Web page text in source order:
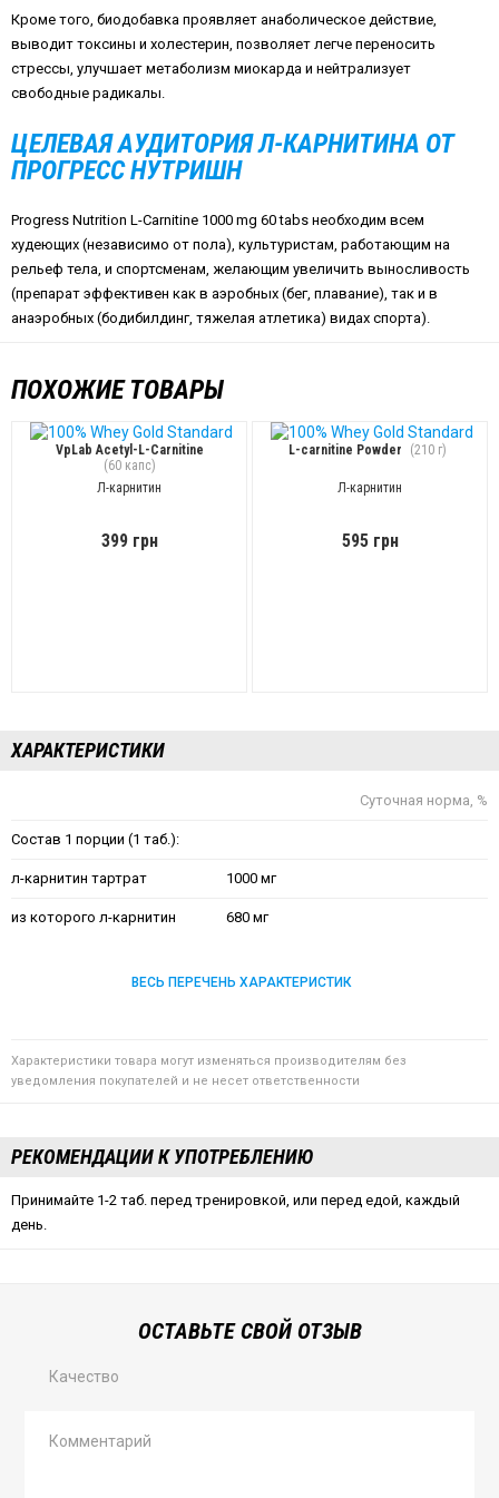
Кроме того, биодобавка проявляет анаболическое действие,
выводит токсины и холестерин, позволяет легче переносить
стрессы, улучшает метаболизм миокарда и нейтрализует
свободные радикалы.
ЦЕЛЕВАЯ АУДИТОРИЯ Л-КАРНИТИНА ОТ
ПРОГРЕСС НУТРИШН
Progress Nutrition L-Carnitine 1000 mg 60 tabs необходим всем
худеющих (независимо от пола), культуристам, работающим на
рельеф тела, и спортсменам, желающим увеличить выносливость
(препарат эффективен как в аэробных (бег, плавание), так и в
анаэробных (бодибилдинг, тяжелая атлетика) видах спорта).
ПОХОЖИЕ ТОВАРЫ
VpLab Acetyl-L-Carnitine
(60 капс)
Л-карнитин
399 грн
L-carnitine Powder (210 г)
Л-карнитин
595 грн
ХАРАКТЕРИСТИКИ
Суточная норма, %
Состав 1 порции (1 таб.):
л-карнитин тартрат 1000 мг
из которого л-карнитин 680 мг
ВЕСЬ ПЕРЕЧЕНЬ ХАРАКТЕРИСТИК
Характеристики товара могут изменяться производителям без
уведомления покупателей и не несет ответственности
РЕКОМЕНДАЦИИ К УПОТРЕБЛЕНИЮ
Принимайте 1-2 таб. перед тренировкой, или перед едой, каждый
день.
ОСТАВЬТЕ СВОЙ ОТЗЫВ
Качество